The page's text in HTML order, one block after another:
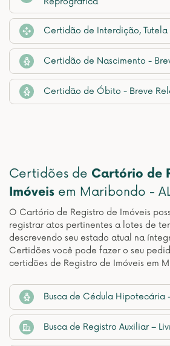
Certidão de Interdição,
Certidão de Nascimento -
Certidão de Óbito - Breve
Certidões de Cartório de
Imóveis em Maribondo -
O Cartório de Registro de Imóveis
registrar atos pertinentes a lotes de
descrevendo seu estado atual na
Certidões você pode fazer o seu
certidões de Registro de Imóveis em
Busca de Cédula Hipotecária
Busca de Registro Auxiliar –